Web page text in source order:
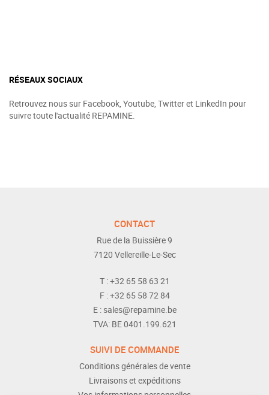
RÉSEAUX SOCIAUX
Retrouvez nous sur Facebook, Youtube, Twitter et LinkedIn pour
suivre toute l'actualité REPAMINE.
CONTACT
Rue de la Buissière 9
7120 Vellereille-Le-Sec
T :+32 65 58 63 21
F :+32 65 58 72 84
E :sales@repamine.be
TVA: BE 0401.199.621
SUIVI DE COMMANDE
Conditions générales de vente
Livraisons et expéditions